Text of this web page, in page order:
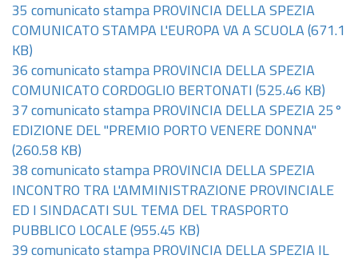
35 comunicato stampa PROVINCIA DELLA SPEZIA
COMUNICATO STAMPA L'EUROPA VA A SCUOLA (671.1
KB)
36 comunicato stampa PROVINCIA DELLA SPEZIA
COMUNICATO CORDOGLIO BERTONATI (525.46 KB)
37 comunicato stampa PROVINCIA DELLA SPEZIA 25°
EDIZIONE DEL "PREMIO PORTO VENERE DONNA"
(260.58 KB)
38 comunicato stampa PROVINCIA DELLA SPEZIA
INCONTRO TRA L'AMMINISTRAZIONE PROVINCIALE
ED I SINDACATI SUL TEMA DEL TRASPORTO
PUBBLICO LOCALE (955.45 KB)
39 comunicato stampa PROVINCIA DELLA SPEZIA IL